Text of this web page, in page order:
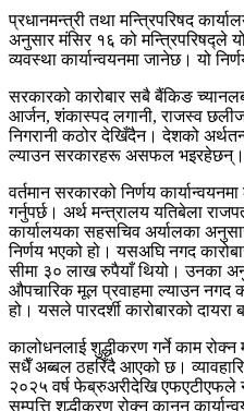
प्रधानमन्त्री तथा मन्त्रिपरिषद
अनुसार मंसिर १६ को मन्त्रिपरिषद्ले
व्यवस्था कार्यान्वयनमा जानेछ। यो
सरकारको कारोबार सबै बैंकिङ
आर्जन, शंकास्पद लगानी, राजस्व
निगरानी कठोर देखिँदैन। देशको
ल्याउन सरकारहरू असफल भइरहेछन्।
वर्तमान सरकारको निर्णय
गर्नुपर्छ। अर्थ मन्त्रालय यतिबेला
कार्यालयका सहसचिव अर्यालका
निर्णय भएको हो। यसअघि नगद
सीमा ३० लाख रुपैयाँ थियो। उनका
औपचारिक मूल प्रवाहमा ल्याउन नगद
हो। यसले पारदर्शी कारोबारको दायरा
कालोधनलाई शुद्धीकरण गर्ने काम रोक्न
सधैँ अब्बल ठहरिँदै आएको छ।
२०२५ वर्ष फेब्रुअरीदेखि एफएटीएफले
सम्पत्ति शुद्धीकरण रोक्न कानुन